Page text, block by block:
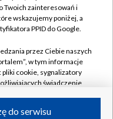
Twoich zainteresowań i
wskazujemy poniżej, a
PPID do Google.
przez Ciebie naszych
w tym informacje
pliki cookie, sygnalizatory
świadczenie
do serwisu